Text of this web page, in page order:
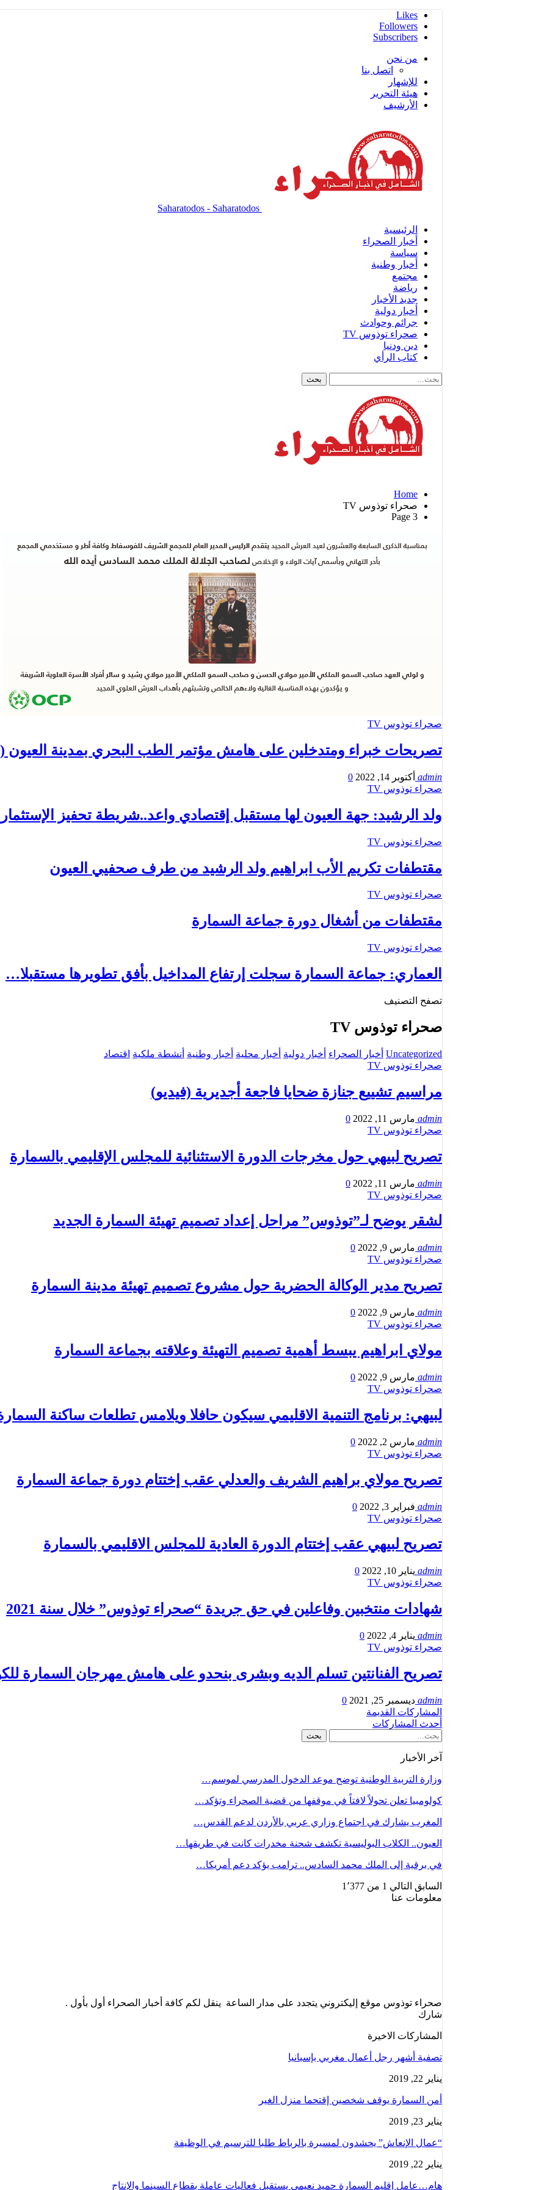
Likes
Followers
Subscribers
من نحن
اتصل بنا
للإشهار
هيئة التحرير
الأرشيف
Saharatodos - Saharatodos
الرئيسية
أخبار الصحراء
سياسة
أخبار وطنية
مجتمع
رياضة
جديد الأخبار
أخبار دولية
جرائم وحوادث
صحراء توذوس TV
دين ودنيا
كتاب الرأي
Home
صحراء توذوس TV
Page 3
صحراء توذوس TV
تصريحات خبراء ومتدخلين على هامش مؤتمر الطب البحري بمدينة العيون
admin أكتوبر 14, 2022
0
صحراء توذوس TV
ولد الرشيد: جهة العيون لها مستقبل إقتصادي واعد..شريطة تحفيز
صحراء توذوس TV
مقتطفات تكريم الأب ابراهيم ولد الرشيد من طرف صحفيي العيون
صحراء توذوس TV
مقتطفات من أشغال دورة جماعة السمارة
صحراء توذوس TV
العماري: جماعة السمارة سجلت إرتفاع المداخيل بأفق تطويرها مستقبلا…
تصفح التصنيف
صحراء توذوس TV
Uncategorized أخبار الصحراء أخبار دولية أخبار محلية أخبار وطنية أنشطة ملكية اقتصاد
صحراء توذوس TV
مراسيم تشييع جنازة ضحايا فاجعة أجديرية (فيديو)
admin مارس 11, 2022
0
صحراء توذوس TV
تصريح لبيهي حول مخرجات الدورة الاستثنائية للمجلس الإقليمي بالسمارة
admin مارس 11, 2022
0
صحراء توذوس TV
لشقر يوضح لـ”توذوس” مراحل إعداد تصميم تهيئة السمارة الجديد
admin مارس 9, 2022
0
صحراء توذوس TV
تصريح مدير الوكالة الحضرية حول مشروع تصميم تهيئة مدينة السمارة
admin مارس 9, 2022
0
صحراء توذوس TV
مولاي ابراهيم يبسط أهمية تصميم التهيئة وعلاقته بجماعة السمارة
admin مارس 9, 2022
0
صحراء توذوس TV
لبيهي: برنامج التنمية الاقليمي سيكون حافلا ويلامس تطلعات ساكنة
admin مارس 2, 2022
0
صحراء توذوس TV
تصريح مولاي براهيم الشريف والعدلي عقب إختتام دورة جماعة السمارة
admin فبراير 3, 2022
0
صحراء توذوس TV
تصريح لبيهي عقب إختتام الدورة العادية للمجلس الاقليمي بالسمارة
admin يناير 10, 2022
0
صحراء توذوس TV
شهادات منتخبين وفاعلين في حق جريدة “صحراء توذوس” خلال سنة 2021
admin يناير 4, 2022
0
صحراء توذوس TV
تصريح الفنانتين تسلم الديه وبشرى بنحدو على هامش مهرجان السمارة
admin ديسمبر 25, 2021
0
المشاركات القديمة
أحدث المشاركات
آخر الأخبار
وزارة التربية الوطنية توضح موعد الدخول المدرسي لموسم…
كولومبيا تعلن تحولاً لافتاً في موقفها من قضية الصحراء وتؤكد…
المغرب يشارك في اجتماع وزاري عربي بالأردن لدعم القدس…
العيون.. الكلاب البوليسية تكشف شحنة مخدرات كانت في طريقها…
في برقية إلى الملك محمد السادس.. ترامب يؤكد دعم أمريكا…
السابق التالي 1 من 1٬377
معلومات عنا
صحراء توذوس موقع إليكتروني يتجدد على مدار الساعة ينقل لكم كافة أخبار الصحراء أول بأول .
شارك
المشاركات الاخيرة
تصفية أشهر رجل أعمال مغربي بإسبانيا
يناير 22, 2019
أمن السمارة يوقف شخصين إقتحما منزل الغير
يناير 23, 2019
“عمال الإنعاش” يحشدون لمسيرة بالرباط طلبا للترسيم في الوظيفة
يناير 22, 2019
هام…عامل إقليم السمارة حميد نعيمي يستقبل فعاليات عاملة بقطاع السينما والإنتاج